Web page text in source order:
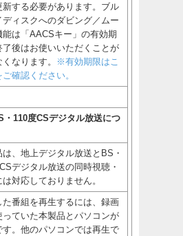
新する必要があります。ブル
ディスクへのダビング／ムー
能は「AACSキー」の有効期
了後はお使いいただくことが
なります。
※有効期限はこ
確認ください。
・110度CSデジタル放送につ
は、地上デジタル放送とBS・
デジタル放送の同時視聴・
対応しておりません。
た番組を再生するには、録画
っていた本製品とパソコンが
す。他のパソコンでは再生で